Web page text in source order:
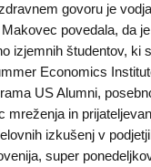
Želimo postati član
govoru je
povedala, da
izjemnih študentov, ki
Economics
US Alumni,
mreženja in
izkušenj v
super